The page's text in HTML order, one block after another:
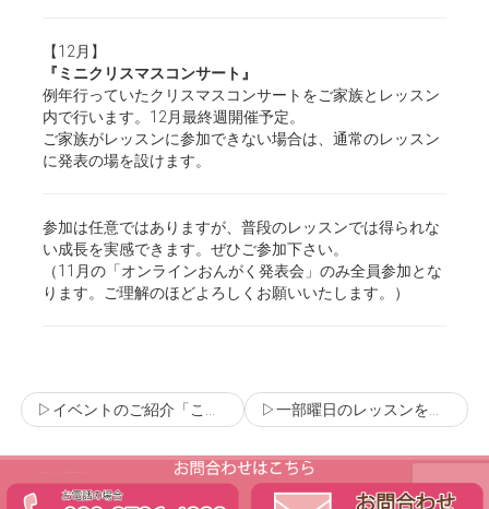
【12月】
『ミニクリスマスコンサート』
例年行っていたクリスマスコンサートをご家族とレッスン
内で行います。12月最終週開催予定。
ご家族がレッスンに参加できない場合は、通常のレッスン
に発表の場を設けます。
参加は任意ではありますが、普段のレッスンでは得られな
い成長を実感できます。ぜひご参加下さい。
（11月の「オンラインおんがく発表会」のみ全員参加とな
ります。ご理解のほどよろしくお願いいたします。）